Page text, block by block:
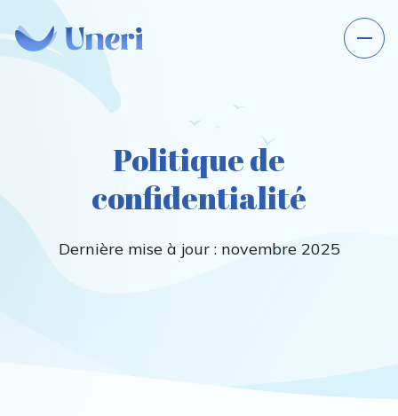
Politique de
confidentialité
Dernière mise à jour : novembre 2025